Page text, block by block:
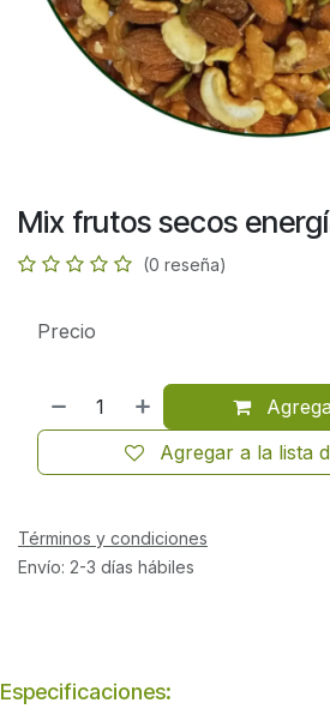
Mix frutos secos
(0 reseña)
Agregar a la lista
Precio
Términos y condiciones
Envío: 2-3 días hábiles
Especificaciones: